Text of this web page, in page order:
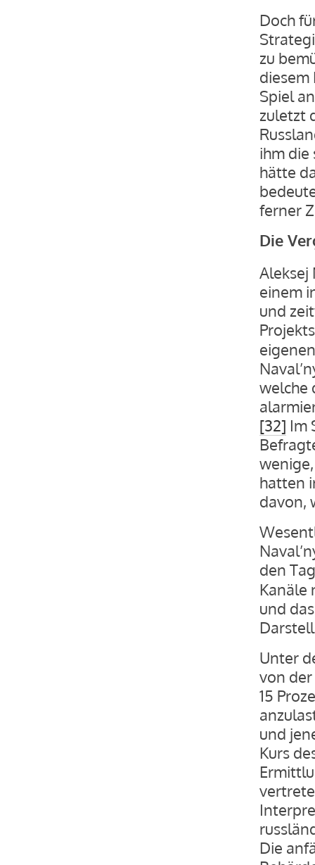
Doch
zu
diesem
Spiel
zuletzt
ihm
hätte
ferner
Die
Aleksej
einem
und
welche
[32] Im
hatten
davon,
den
Kanäle
und
Unter
von
15
und
Kurs
Die